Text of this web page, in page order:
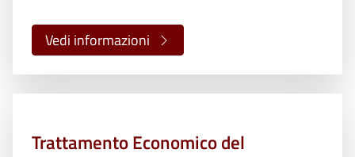
Vedi informazioni
Trattamento Economico del